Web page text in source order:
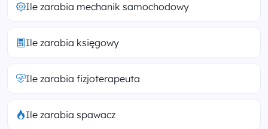
Ile zarabia mechanik samochodowy
Ile zarabia księgowy
Ile zarabia fizjoterapeuta
Ile zarabia spawacz